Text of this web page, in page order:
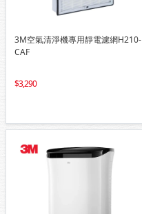
3M空氣清淨機專用靜電濾網H210-
CAF
3,290